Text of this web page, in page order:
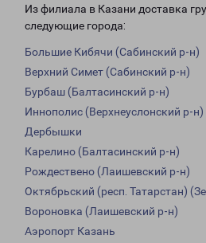
Из филиала в Казани доставка
следующие города:
Большие Кибячи (Сабинский р-н)
Верхний Симет (Сабинский р-н)
Бурбаш (Балтасинский р-н)
Иннополис (Верхнеуслонский р-н)
Дербышки
Карелино (Балтасинский р-н)
Рождествено (Лаишевский р-н)
Октябрьский (респ. Татарстан)
Вороновка (Лаишевский р-н)
Аэропорт Казань